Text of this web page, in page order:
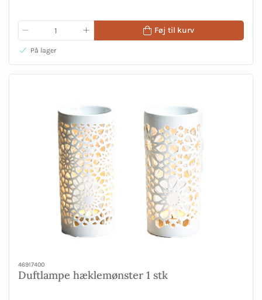
Føj til kurv
På lager
46917400
Duftlampe hæklemønster 1 stk